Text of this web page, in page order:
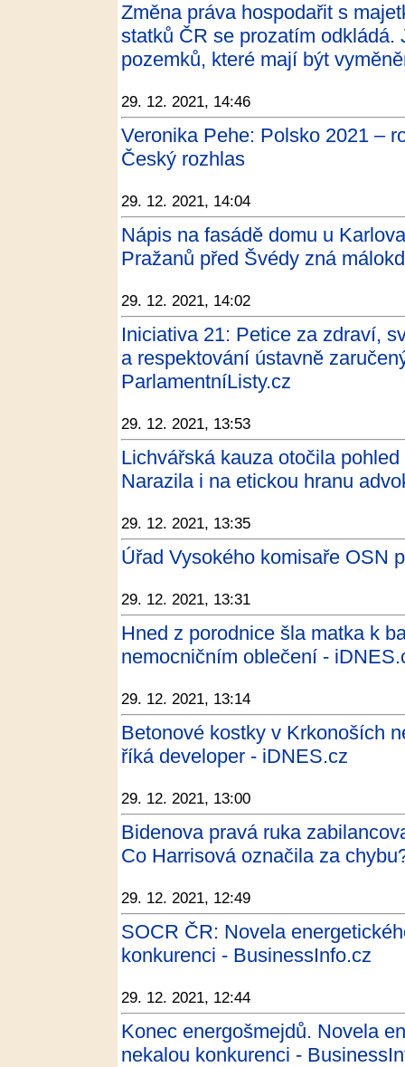
Změna práva hospodařit s
statků ČR se prozatím odkládá.
pozemků, které mají být
29. 12. 2021, 14:46
Veronika Pehe: Polsko 2021 –
Český rozhlas
29. 12. 2021, 14:04
Nápis na fasádě domu u
Pražanů před Švédy zná
29. 12. 2021, 14:02
Iniciativa 21: Petice za zdraví,
a respektování ústavně
ParlamentníListy.cz
29. 12. 2021, 13:53
Lichvářská kauza otočila pohled
Narazila i na etickou hranu
29. 12. 2021, 13:35
Úřad Vysokého komisaře OSN
29. 12. 2021, 13:31
Hned z porodnice šla matka k
nemocničním oblečení -
29. 12. 2021, 13:14
Betonové kostky v Krkonoších
říká developer - iDNES.cz
29. 12. 2021, 13:00
Bidenova pravá ruka
Co Harrisová označila za
29. 12. 2021, 12:49
SOCR ČR: Novela
konkurenci - BusinessInfo.cz
29. 12. 2021, 12:44
Konec energošmejdů. Novela
nekalou konkurenci -